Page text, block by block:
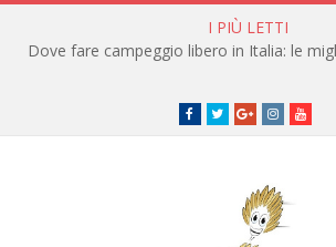
I PIÙ LETTI
Facebook
TwitterGoogle+instagram